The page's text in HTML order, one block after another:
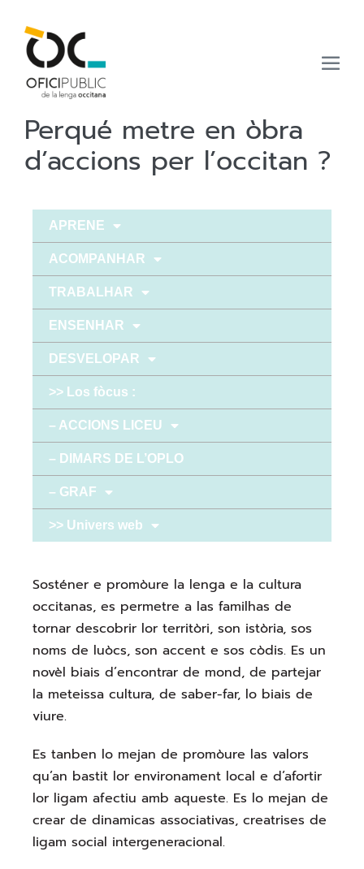
Perqué metre en òbra
d’accions per l’occitan ?
APRENE
ACOMPANHAR
TRABALHAR
ENSENHAR
DESVELOPAR
>> Los fòcus :
– ACCIONS LICEU
– DIMARS DE L’OPLO
– GRAF
>> Univers web
Sosténer e promòure la lenga e la cultura
occitanas, es permetre a las familhas de
tornar descobrir lor territòri, son istòria, sos
noms de luòcs, son accent e sos còdis. Es un
novèl biais d’encontrar de mond, de partejar
la meteissa cultura, de saber-far, lo biais de
viure.
Es tanben lo mejan de promòure las valors
qu’an bastit lor environament local e d’afortir
lor ligam afectiu amb aqueste. Es lo mejan de
crear de dinamicas associativas, creatrises de
ligam social intergeneracional.